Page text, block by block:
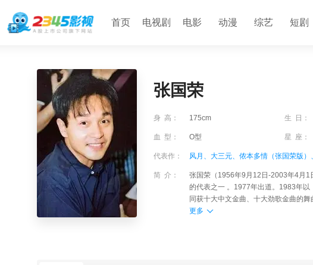
首页 电视剧 电影 动漫 综艺 短剧
张国荣
身 高： 175cm 生 日：
血 型： O型 星 座：
代表作： 风月、 大三元、 侬本多情（张国荣版）、
简 介：
张国荣（1956年9月12日-2003年4月1
的代表之一 。1977年出道。1983年
同获十大中文金曲、十大劲歌金曲的
更多